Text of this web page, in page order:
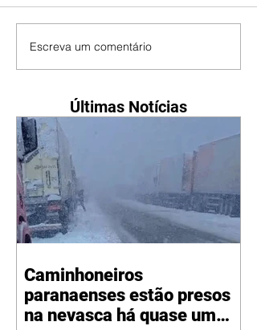
Escreva um comentário
Últimas Notícias
Caminhoneiros
paranaenses estão presos
na nevasca há quase um